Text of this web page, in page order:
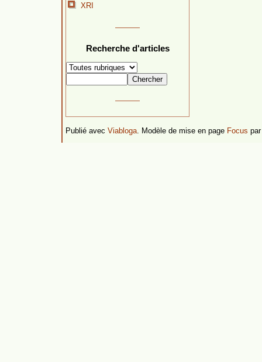
XRI
Recherche d'articles
Publié avec Viabloga. Modèle de mise en page Focus